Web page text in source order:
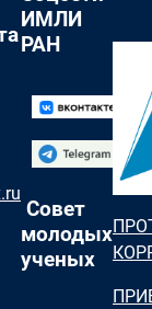
ИМЛИ
РАН
Совет
молодых
ученых